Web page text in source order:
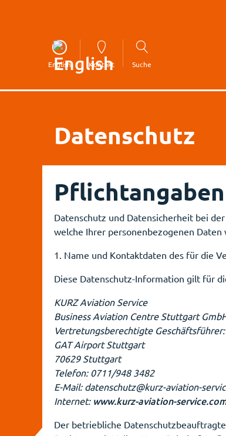
English Kontakt Suche
Datenschutz
Datenschutz und Datensicherheit bei
welche Ihrer personenbezogenen
1. Name und Kontaktdaten des für die
Diese Datenschutz-Information gilt für
KURZ Aviation Service
Business Aviation Centre Stuttgart
Vertretungsberechtigte
GAT Airport Stuttgart
70629 Stuttgart
Telefon: 0711/948 3482
E-Mail: datenschutz@kurz-aviation-
Internet: www.kurz-aviation-
Der betriebliche